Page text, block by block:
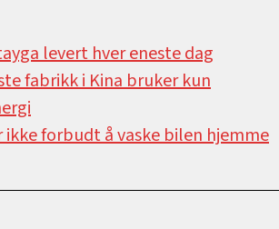
levert hver eneste dag
fabrikk i Kina bruker kun
forbudt å vaske bilen hjemme